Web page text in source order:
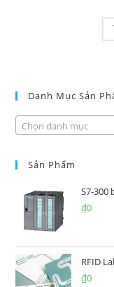
Danh Mục Sản
Chọn danh mục
Sản Phẩm
S7-300
₫0
RFID
₫0